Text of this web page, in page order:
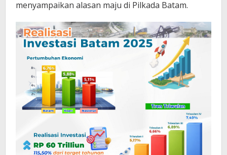
menyampaikan alasan maju di Pilkada Batam.